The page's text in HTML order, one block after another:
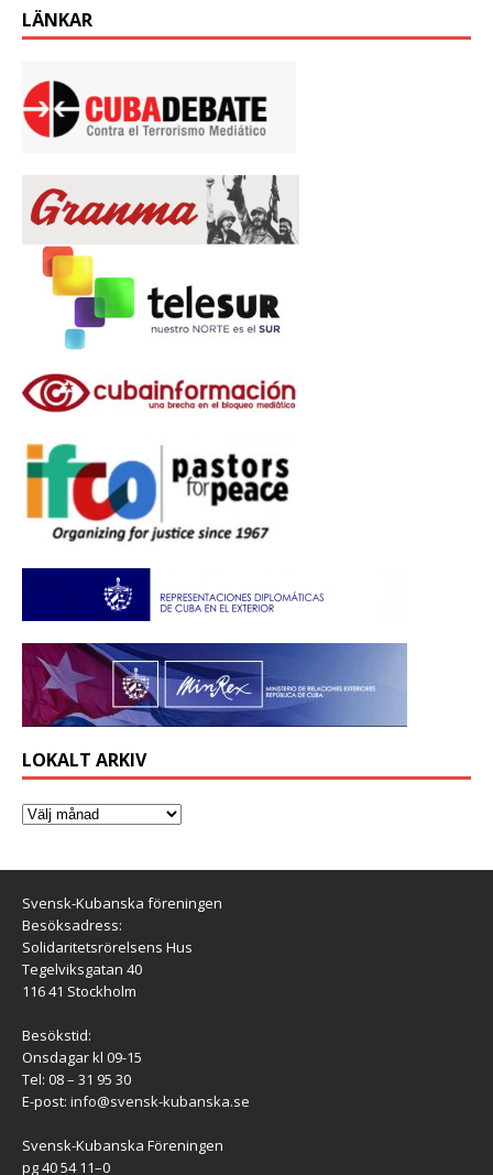
LÄNKAR
LOKALT ARKIV
Svensk-Kubanska föreningen
Besöksadress:
Solidaritetsrörelsens Hus
Tegelviksgatan 40
116 41 Stockholm
Besökstid:
Onsdagar kl 09-15
Tel: 08 – 31 95 30
E-post: info@svensk-kubanska.se
Svensk-Kubanska Föreningen
pg 40 54 11–0